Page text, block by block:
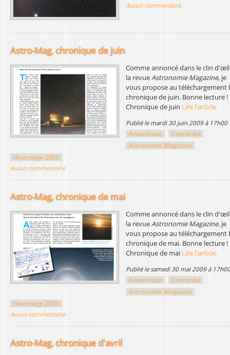
Aucun commentaire
Astro-Mag, chronique de juin
Comme annoncé dans le clin
la revueAstronomie Magazine, je
vous propose au téléchargement
chronique de juin. Bonne lecture !
Chronique de juin Lire l'article.
publié le mardi 30 juin 2009 à 17h00
Antarctique
Concordia
Astronomie Magazine
Hivernage 2009
Aucun commentaire
Astro-Mag, chronique de mai
Comme annoncé dans le clin
la revueAstronomie Magazine, je
vous propose au téléchargement
chronique de mai. Bonne lecture !
Chronique de mai Lire l'article.
publié le samedi 30 mai 2009 à 17h00
Antarctique
Concordia
Astronomie Magazine
Hivernage 2009
Aucun commentaire
Astro-Mag, chronique d'avril